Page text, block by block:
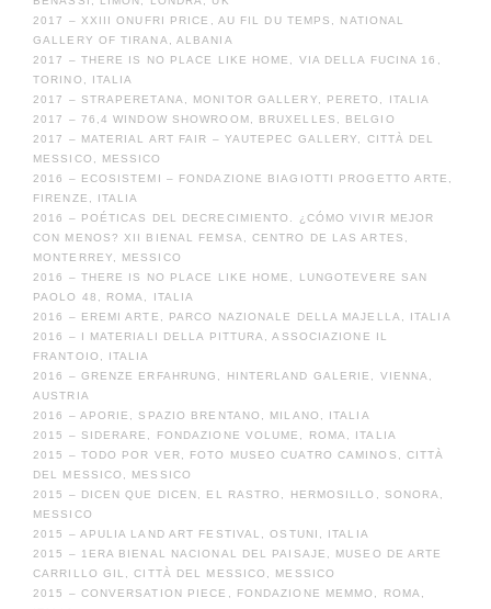
2017 – XXIII ONUFRI PRICE, AU FIL DU TEMPS, NATIONAL
GALLERY OF TIRANA, ALBANIA
2017 – THERE IS NO PLACE LIKE HOME, VIA DELLA FUCINA 16,
TORINO, ITALIA
2017 – STRAPERETANA, MONITOR GALLERY, PERETO, ITALIA
2017 – 76,4 WINDOW SHOWROOM, BRUXELLES, BELGIO
2017 – MATERIAL ART FAIR – YAUTEPEC GALLERY, CITTÀ DEL
MESSICO, MESSICO
2016 – ECOSISTEMI – FONDAZIONE BIAGIOTTI PROGETTO ARTE,
FIRENZE, ITALIA
2016 – POÉTICAS DEL DECRECIMIENTO. ¿CÓMO VIVIR MEJOR
CON MENOS? XII BIENAL FEMSA, CENTRO DE LAS ARTES,
MONTERREY, MESSICO
2016 – THERE IS NO PLACE LIKE HOME, LUNGOTEVERE SAN
PAOLO 48, ROMA, ITALIA
2016 – EREMI ARTE, PARCO NAZIONALE DELLA MAJELLA, ITALIA
2016 – I MATERIALI DELLA PITTURA, ASSOCIAZIONE IL
FRANTOIO, ITALIA
2016 – GRENZE ERFAHRUNG, HINTERLAND GALERIE, VIENNA,
AUSTRIA
2016 – APORIE, SPAZIO BRENTANO, MILANO, ITALIA
2015 – SIDERARE, FONDAZIONE VOLUME, ROMA, ITALIA
2015 – TODO POR VER, FOTO MUSEO CUATRO CAMINOS, CITTÀ
DEL MESSICO, MESSICO
2015 – DICEN QUE DICEN, EL RASTRO, HERMOSILLO, SONORA,
MESSICO
2015 – APULIA LAND ART FESTIVAL, OSTUNI, ITALIA
2015 – 1ERA BIENAL NACIONAL DEL PAISAJE, MUSEO DE ARTE
CARRILLO GIL, CITTÀ DEL MESSICO, MESSICO
2015 – CONVERSATION PIECE, FONDAZIONE MEMMO, ROMA,